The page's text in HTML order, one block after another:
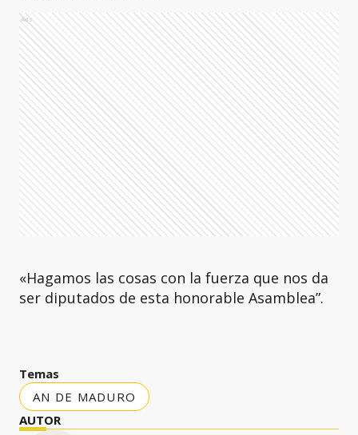
Ads
«Hagamos las cosas con la fuerza que nos da
ser diputados de esta honorable Asamblea”.
Temas
AN DE MADURO
AUTOR